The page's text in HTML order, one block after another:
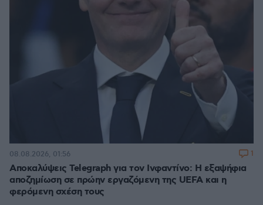
Αποκαλύψεις Telegraph για τον Ινφαντίνο: Η εξαψήφια
αποζημίωση σε πρώην εργαζόμενη της UEFA και η
φερόμενη σχέση τους
08.08.2026, 01:56 1